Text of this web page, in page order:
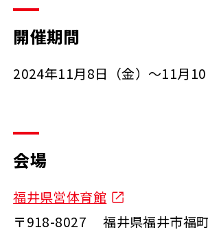
開催期間
2024年11月8日（金）～11月10
会場
福井県営体育館
〒918-8027 福井県福井市福